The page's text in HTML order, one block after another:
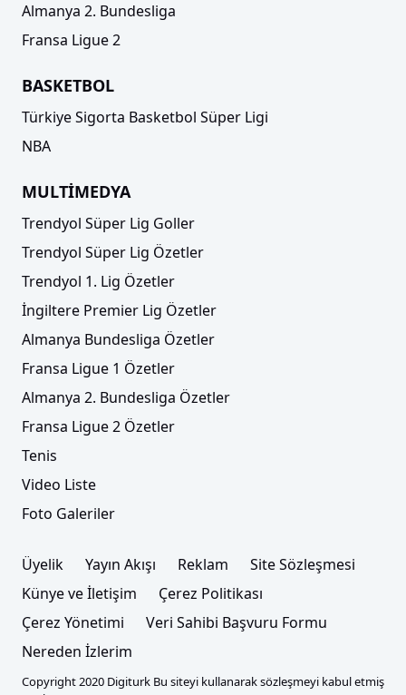
Almanya 2. Bundesliga
Fransa Ligue 2
BASKETBOL
Türkiye Sigorta Basketbol Süper Ligi
NBA
MULTİMEDYA
Trendyol Süper Lig Goller
Trendyol Süper Lig Özetler
Trendyol 1. Lig Özetler
İngiltere Premier Lig Özetler
Almanya Bundesliga Özetler
Fransa Ligue 1 Özetler
Almanya 2. Bundesliga Özetler
Fransa Ligue 2 Özetler
Tenis
Video Liste
Foto Galeriler
Üyelik Yayın Akışı Reklam
Site Sözleşmesi
Künye ve İletişim
Çerez Politikası
Çerez Yönetimi
Veri Sahibi Başvuru Formu
Nereden İzlerim
Copyright 2020 Digiturk Bu siteyi kullanarak sözleşmeyi kabul etmiş